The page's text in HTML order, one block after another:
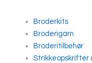
Broderkits
Broderigarn
Broderitilbehør
Strikkeopskrifter